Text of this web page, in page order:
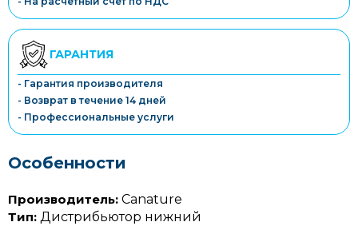
ГАРАНТИЯ
- Гарантия производителя
- Возврат в течение 14 дней
- Профессиональные услуги
Особенности
Производитель: Canature
Тип: Дистрибьютор нижний